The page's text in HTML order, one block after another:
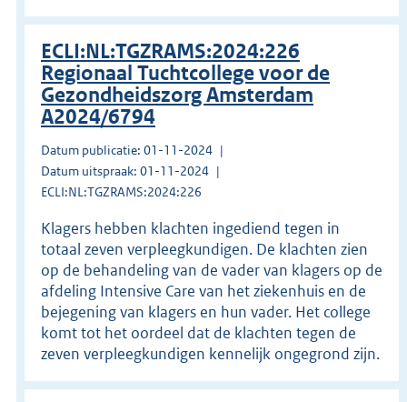
ECLI:NL:TGZRAMS:2024:226
Regionaal Tuchtcollege voor de
Gezondheidszorg Amsterdam
A2024/6794
Datum publicatie: 01-11-2024
Datum uitspraak: 01-11-2024
ECLI:NL:TGZRAMS:2024:226
Klagers hebben klachten ingediend tegen in
totaal zeven verpleegkundigen. De klachten zien
op de behandeling van de vader van klagers op de
afdeling Intensive Care van het ziekenhuis en de
bejegening van klagers en hun vader. Het college
komt tot het oordeel dat de klachten tegen de
zeven verpleegkundigen kennelijk ongegrond zijn.